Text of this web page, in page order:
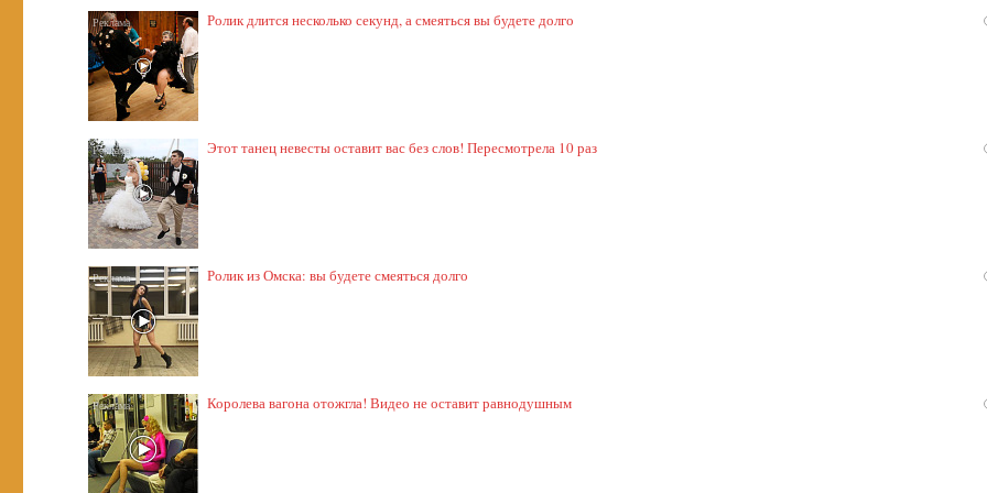
Ролик длится несколько секунд, а смеяться вы будете долго
Этот танец невесты оставит вас без слов! Пересмотрела 10 раз
Ролик из Омска: вы будете смеяться долго
Королева вагона отожгла! Видео не оставит равнодушным